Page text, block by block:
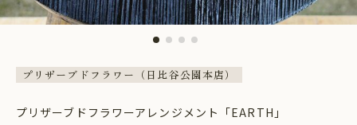
プリザーブドフラワー（日比谷公園本店）
プリザーブドフラワーアレンジメント「EARTH」